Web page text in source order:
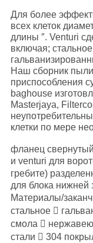
Для более
всех клеток
длины ″. Venturi
включая;
Наш сборник пыли
приспособления
baghouse
Masterjaya,
клетки по мере
фланец
и venturi для
гребите)
для блока нижней
Материалы/
стальное 
смола 
стали  304